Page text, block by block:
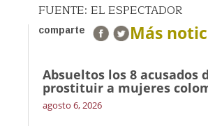
FUENTE: EL ESPECTADOR
comparte Más
Absueltos los 8 acusados
prostituir a mujeres
agosto 6, 2026